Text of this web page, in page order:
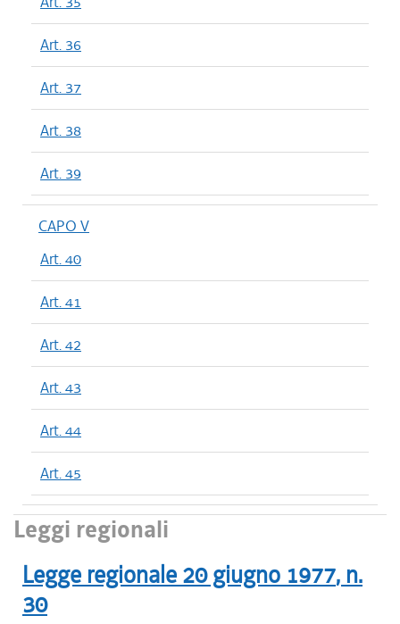
Art. 36
Art. 37
Art. 38
Art. 39
CAPO V
Art. 40
Art. 41
Art. 42
Art. 43
Art. 44
Art. 45
Leggi regionali
Legge regionale 20 giugno 1977, n.
30